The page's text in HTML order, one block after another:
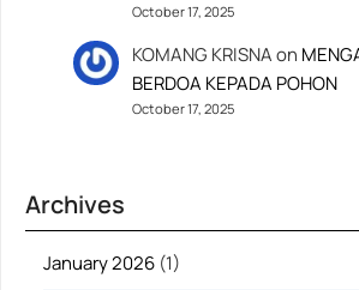
October 17, 2025
KOMANG KRISNAon
BERDOA KEPADA POHON
October 17, 2025
Archives
January 2026 (1)